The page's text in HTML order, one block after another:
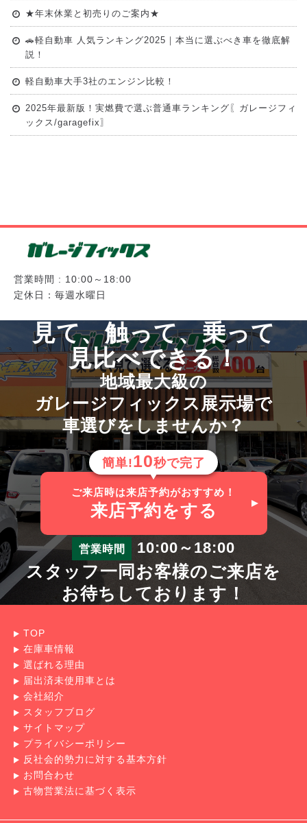
★年末休業と初売りのご案内★
🚗軽自動車 人気ランキング2025｜本当に選ぶべき車を徹底解
説！
軽自動車大手3社のエンジン比較！
2025年最新版！実燃費で選ぶ普通車ランキング〖ガレージフィ
ックス/garagefix〗
営業時間 : 10:00～18:00
定休日：毎週水曜日
見て、触って、乗って
見比べできる！
地域最大級の
ガレージフィックス展示場で
車選びをしませんか？
簡単!10秒で完了
ご来店時は来店予約がおすすめ！
来店予約をする
営業時間 10:00～18:00
スタッフ一同お客様のご来店を
お待ちしております！
TOP
在庫車情報
選ばれる理由
届出済未使用車とは
会社紹介
スタッフブログ
サイトマップ
プライバシーポリシー
反社会的勢力に対する基本方針
お問合わせ
古物営業法に基づく表示